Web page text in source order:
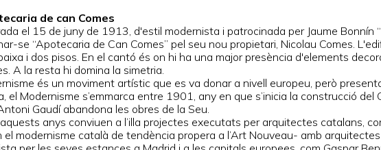
de can Comes
el 15 de juny de 1913, d'estil modernista i patrocinada per Jaume Bonnín
se “Apotecaria de Can Comes” pel seu nou propietari, Nicolau Comes.
i dos pisos. En el cantó és on hi ha una major presència d'elements
A la resta hi domina la simetria.
és un moviment artístic que es va donar a nivell europeu, però
el Modernisme s’emmarca entre 1901, any en que s’inicia la construcció
Gaudí abandona les obres de la Seu.
anys conviuen a l’illa projectes executats per arquitectes catalans,
el modernisme català de tendència propera a l’Art Nouveau- amb